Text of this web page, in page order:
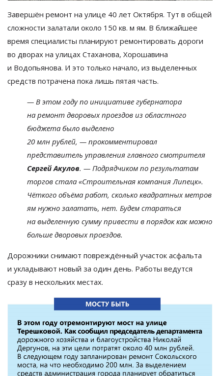
Завершён ремонт на улице 40 лет Октября. Тут в общей
сложности залатали около 150 кв. м ям. В ближайшее
время специалисты планируют ремонтировать дороги
во дворах на улицах Стаханова, Хорошавина
и Водопьянова. И это только начало, из выделенных
средств потрачена пока лишь пятая часть.
— В этом году по инициативе губернатора
на ремонт дворовых проездов из областного
бюджета было выделено
20 млн рублей, — прокомментировал
представитель управления главного смотрителя
Сергей Акулов. — Подрядчиком по результатам
торгов стала «Строительная компания Липецк».
Чёткого объёма работ, сколько квадратных метров
ям нужно залатать, нет. Будем стараться
на выделенную сумму привести в порядок как можно
больше дворовых проездов.
Дорожники снимают повреждённый участок асфальта
и укладывают новый за один день. Работы ведутся
сразу в нескольких местах.